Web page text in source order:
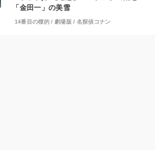
「金田一」の美雪
14番目の標的/ 劇場版 / 名探偵コナン